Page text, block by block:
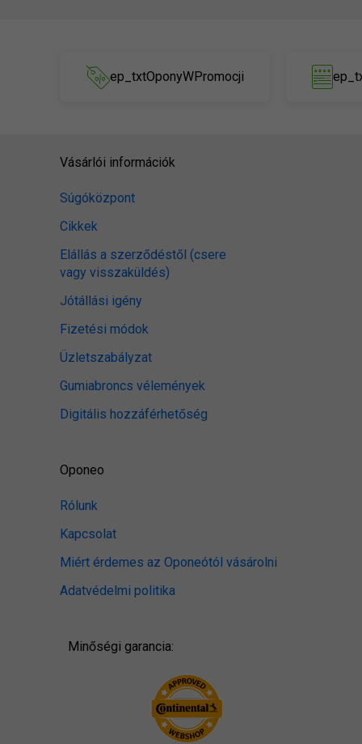
ep_txtOponyWPromocji
Vásárlói információk
Súgóközpont
Cikkek
Elállás a szerződéstől (csere
vagy visszaküldés)
Jótállási igény
Fizetési módok
Üzletszabályzat
Gumiabroncs vélemények
Digitális hozzáférhetőség
Oponeo
Rólunk
Kapcsolat
Miért érdemes az Oponeótól vásárolni
Adatvédelmi politika
Minőségi garancia: